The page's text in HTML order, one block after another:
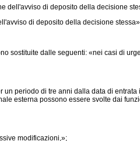
dell'avviso di deposito della decisione
di deposito della decisione
sostituite dalle seguenti: «nei casi di
periodo di tre anni dalla data di entrata
esterna possono essere svolte dai
modificazioni,»;